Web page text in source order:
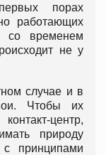
порах
работающих
со временем
не у
случае и в
Чтобы их
центр,
природу
принципами